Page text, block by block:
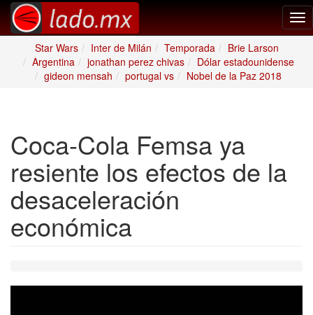
Star Wars
Inter de Milán Temporada
Brie Larson
Argentina
jonathan perez chivas
Dólar estadounidense
gideon mensah
portugal vs Nobel de la Paz 2018
Coca-Cola Femsa ya
resiente los efectos de la
desaceleración
económica